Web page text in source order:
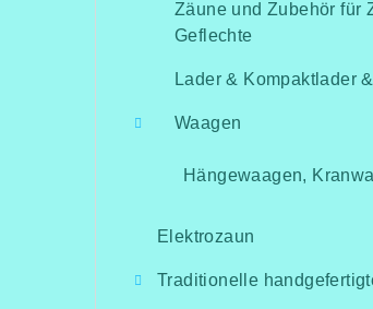
Zäune und Zubehör für
Geflechte
Lader & Kompaktlader
Waagen
Hängewaagen,
Elektrozaun
Traditionelle